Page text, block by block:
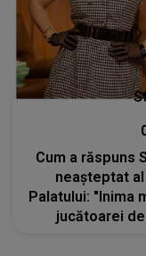
Cum a răspuns
neașteptat
Palatului: "Inima
jucătoarei